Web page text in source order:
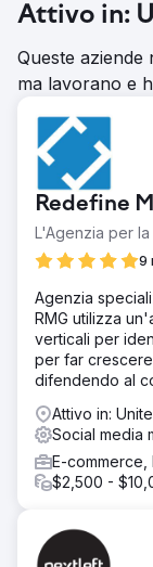
Attivo in:
Queste
ma lavorano e
Redefine
L'Agenzia per
9
Agenzia
RMG utilizza
verticali per
per far
difendendo al
Attivo in:
Social media
E-
$2,500 -